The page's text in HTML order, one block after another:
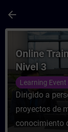
arrow_back
Kurs -
Online
Nivel 3
Learning Event
Dirigido a
proyectos de
conocimiento